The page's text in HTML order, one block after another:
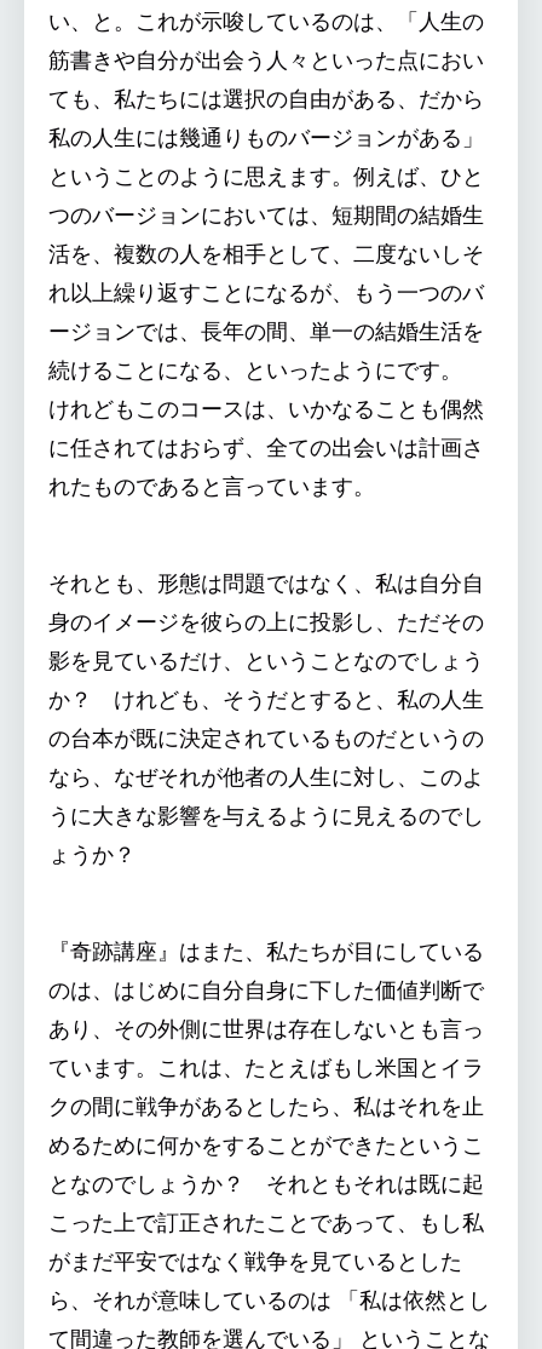
い、と。これが示唆しているのは、「人生の
筋書きや自分が出会う人々といった点におい
ても、私たちには選択の自由がある、だから
私の人生には幾通りものバージョンがある」
ということのように思えます。例えば、ひと
つのバージョンにおいては、短期間の結婚生
活を、複数の人を相手として、二度ないしそ
れ以上繰り返すことになるが、もう一つのバ
ージョンでは、長年の間、単一の結婚生活を
続けることになる、といったようにです。
けれどもこのコースは、いかなることも偶然
に任されてはおらず、全ての出会いは計画さ
れたものであると言っています。
それとも、形態は問題ではなく、私は自分自
身のイメージを彼らの上に投影し、ただその
影を見ているだけ、ということなのでしょう
か？ けれども、そうだとすると、私の人生
の台本が既に決定されているものだというの
なら、なぜそれが他者の人生に対し、このよ
うに大きな影響を与えるように見えるのでし
ょうか？
『奇跡講座』はまた、私たちが目にしている
のは、はじめに自分自身に下した価値判断で
あり、その外側に世界は存在しないとも言っ
ています。これは、たとえばもし米国とイラ
クの間に戦争があるとしたら、私はそれを止
めるために何かをすることができたというこ
となのでしょうか？ それともそれは既に起
こった上で訂正されたことであって、もし私
がまだ平安ではなく戦争を見ているとした
ら、それが意味しているのは 「私は依然とし
て間違った教師を選んでいる」 ということな